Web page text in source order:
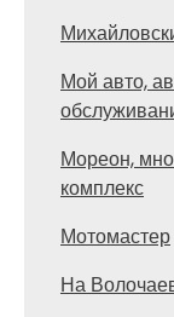
Мой авто,
Мореон,
комплекс
Мотомастер
На